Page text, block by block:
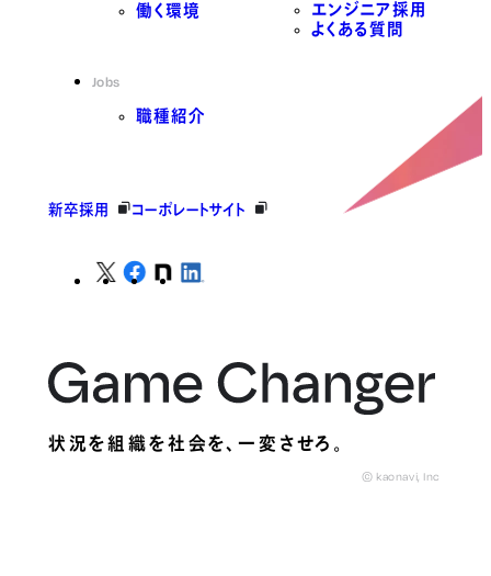
働く環境
Jobs
職種紹介
エンジニア採用
よくある質問
新卒採用 コーポレートサイト
状況を組織を社会を、一変させろ。
© kaonavi, Inc